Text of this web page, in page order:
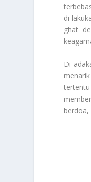
di
ghat
Di
tertentu